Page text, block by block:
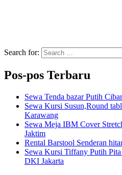
Search for:
Pos-pos Terbaru
Sewa Tenda bazar Putih
Sewa Kursi Susun,Round
Karawang
Sewa Meja IBM Cover
Jaktim
Rental Barstool Senderan
Sewa Kursi Tiffany Putih
DKI Jakarta